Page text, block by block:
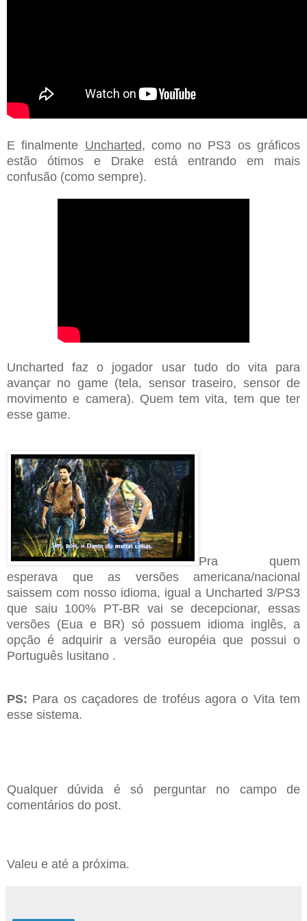
E finalmente Uncharted, como no PS3 os gráficos
estão ótimos e Drake está entrando em mais
confusão (como sempre).
Uncharted faz o jogador usar tudo do vita para
avançar no game (tela, sensor traseiro, sensor de
movimento e camera). Quem tem vita, tem que ter
esse game.
Pra quem
esperava que as versões americana/nacional
saissem com nosso idioma, igual a Uncharted 3/PS3
que saiu 100% PT-BR vai se decepcionar, essas
versões (Eua e BR) só possuem idioma inglês, a
opção é adquirir a versão européia que possui o
Português lusitano .
PS: Para os caçadores de troféus agora o Vita tem
esse sistema.
Qualquer dúvida é só perguntar no campo de
comentários do post.
Valeu e até a próxima.